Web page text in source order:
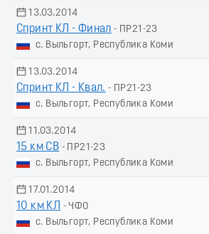
13.03.2014
Спринт КЛ - Финал - ПР21-23
с. Выльгорт, Республика Коми
13.03.2014
Спринт КЛ - Квал. - ПР21-23
с. Выльгорт, Республика Коми
11.03.2014
15 км СВ - ПР21-23
с. Выльгорт, Республика Коми
17.01.2014
10 км КЛ
- ЧФО
с. Выльгорт, Республика Коми